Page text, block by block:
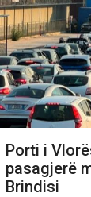
Porti i
pasagjerë
Brindisi